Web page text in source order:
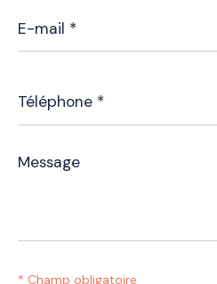
mail
*
*
Message
*
* Champ obligatoire